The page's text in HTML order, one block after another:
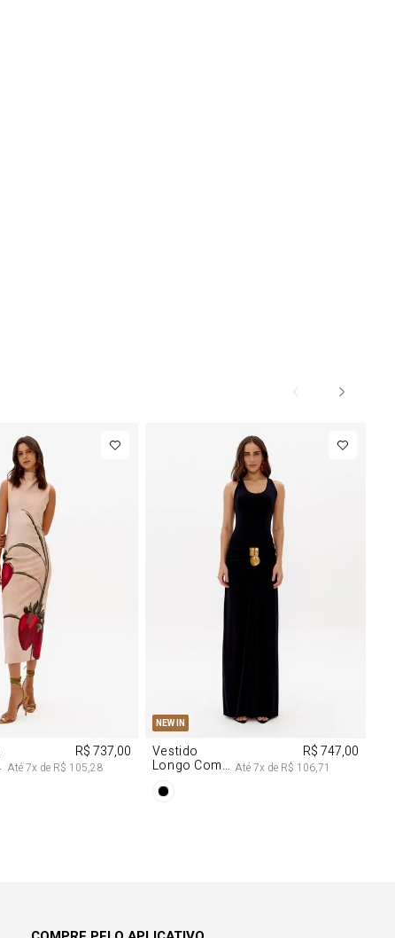
M
R$ 737,00
Até7x de R$ 105,28
NEW IN
PP M
Vestido
Longo Com
Na Frente
R$ 747,00
Até7x de R$ 106,71